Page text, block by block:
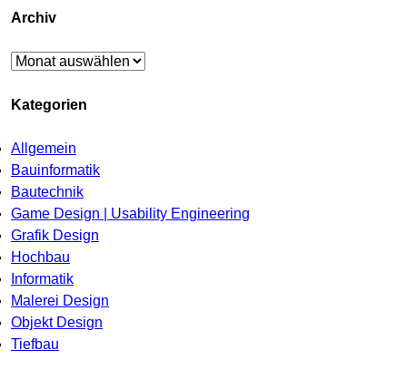
Archiv
Archiv
Kategorien
Allgemein
Bauinformatik
Bautechnik
Game Design | Usability Engineering
Grafik Design
Hochbau
Informatik
Malerei Design
Objekt Design
Tiefbau